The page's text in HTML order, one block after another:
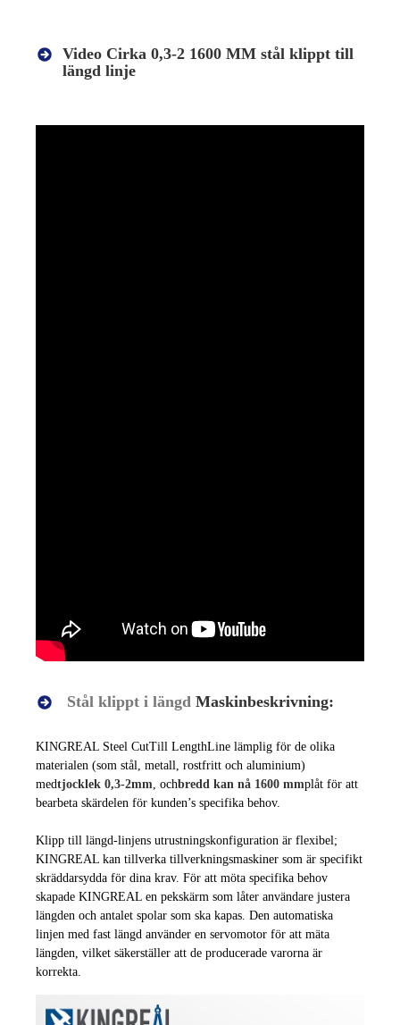
Video Cirka 0,3-2 1600 MM stål klippt till
längd linje
Stål klippt i längd Maskinbeskrivning:
KINGREAL Steel CutTill LengthLine lämplig för de olika
materialen (som stål, metall, rostfritt och aluminium)
medtjocklek 0,3-2mm , ochbredd kan nå 1600 mmplåt för att
bearbeta skärdelen för kunden’s specifika behov.
Klipp till längd-linjens utrustningskonfiguration är flexibel;
KINGREAL kan tillverka tillverkningsmaskiner som är specifikt
skräddarsydda för dina krav. För att möta specifika behov
skapade KINGREAL en pekskärm som låter användare justera
längden och antalet spolar som ska kapas. Den automatiska
linjen med fast längd använder en servomotor för att mäta
längden, vilket säkerställer att de producerade varorna är
korrekta.